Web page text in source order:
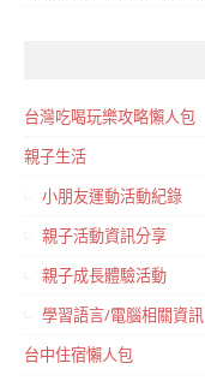
台灣吃喝玩樂攻略懶人包
親子生活
小朋友運動活動紀錄
親子活動資訊分享
親子成長體驗活動
學習語言/電腦相關資訊
台中住宿懶人包